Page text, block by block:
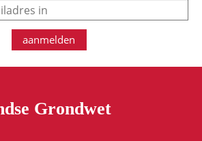
e-mail
aanmelden
Grondwet